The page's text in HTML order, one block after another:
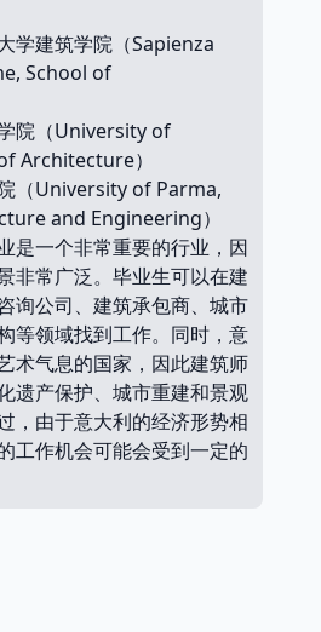
学建筑学院（Sapienza
School of
院（University of
Architecture）
（University of Parma,
and Engineering）
是一个非常重要的行业，因
非常广泛。毕业生可以在建
询公司、建筑承包商、城市
等领域找到工作。同时，意
术气息的国家，因此建筑师
遗产保护、城市重建和景观
，由于意大利的经济形势相
工作机会可能会受到一定的